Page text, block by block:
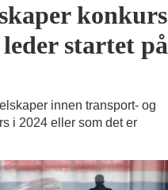
konkurs
startet på
innen transport- og
i 2024 eller som det er